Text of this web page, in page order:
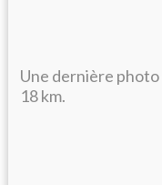
Une dernière
18 km.